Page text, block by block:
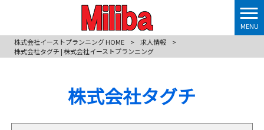
MENU
株式会社イーストプランニング HOME
> 求人情報
>
株式会社タグチ | 株式会社イーストプランニング
株式会社タグチ